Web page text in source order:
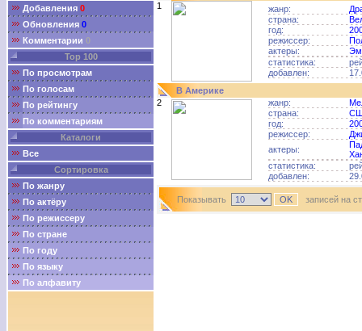
Добавления 0
Обновления 0
Комментарии 0
Top 100
По просмотрам
По голосам
По рейтингу
По комментариям
Каталоги
Все
Сортировка
По жанру
По актёру
По режиссеру
По стране
По году
По языку
По алфавиту
1
жанр:
страна:
год:
режиссер:
актеры:
статистика:
добавлен:
В Америке
2
жанр:
страна:
год:
режиссер:
актеры:
статистика:
добавлен:
Показывать записей на